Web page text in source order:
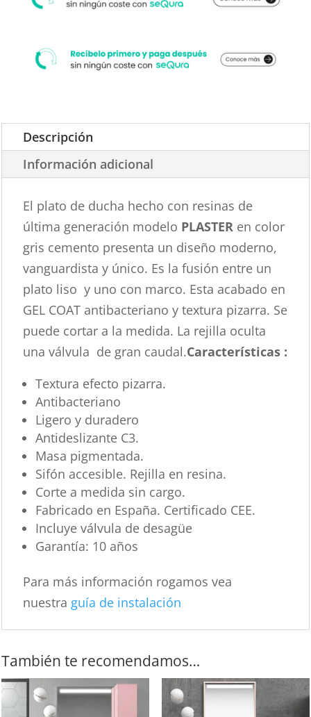
Descripción
Información adicional
El plato de ducha hecho con resinas de
última generación modelo PLASTER en color
gris cemento presenta un diseño moderno,
vanguardista y único. Es la fusión entre un
plato liso y uno con marco. Esta acabado en
GEL COAT antibacteriano y textura pizarra. Se
puede cortar a la medida. La rejilla oculta
una válvula de gran caudal.Características :
Textura efecto pizarra.
Antibacteriano
Ligero y duradero
Antideslizante C3.
Masa pigmentada.
Sifón accesible. Rejilla en resina.
Corte a medida sin cargo.
Fabricado en España. Certificado CEE.
Incluye válvula de desagüe
Garantía: 10 años
Para más información rogamos vea
nuestra guía de instalación
También te recomendamos…